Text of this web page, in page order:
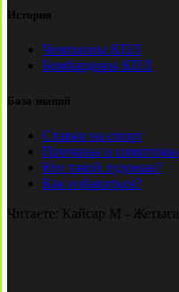
История
Чемпионы КПЛ
Бомбардиры КПЛ
База знаний
Ставки на спорт
Причины и симптомы
Кто такой лудоман?
Как избавиться?
Читаете: Кайсар М -